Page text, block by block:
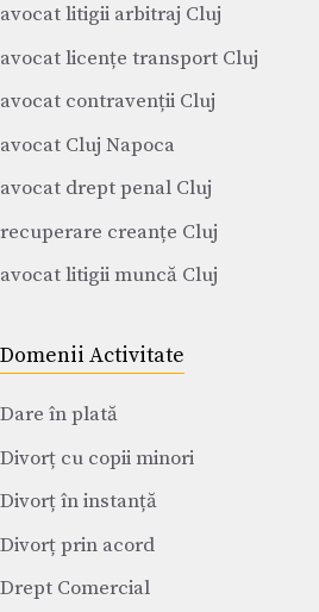
avocat litigii arbitraj Cluj
avocat licențe transport Cluj
avocat contravenții Cluj
avocat Cluj Napoca
avocat drept penal Cluj
recuperare creanțe Cluj
avocat litigii muncă Cluj
Domenii Activitate
Dare în plată
Divorț cu copii minori
Divorț în instanță
Divorț prin acord
Drept Comercial